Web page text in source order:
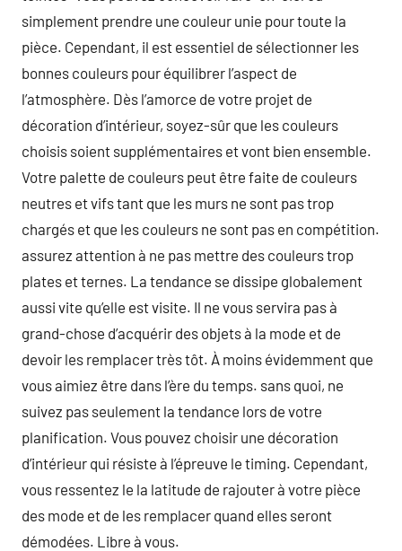
simplement prendre une couleur unie pour toute la
pièce. Cependant, il est essentiel de sélectionner les
bonnes couleurs pour équilibrer l’aspect de
l’atmosphère. Dès l’amorce de votre projet de
décoration d’intérieur, soyez-sûr que les couleurs
choisis soient supplémentaires et vont bien ensemble.
Votre palette de couleurs peut être faite de couleurs
neutres et vifs tant que les murs ne sont pas trop
chargés et que les couleurs ne sont pas en compétition.
assurez attention à ne pas mettre des couleurs trop
plates et ternes. La tendance se dissipe globalement
aussi vite qu’elle est visite. Il ne vous servira pas à
grand-chose d’acquérir des objets à la mode et de
devoir les remplacer très tôt. À moins évidemment que
vous aimiez être dans l’ère du temps. sans quoi, ne
suivez pas seulement la tendance lors de votre
planification. Vous pouvez choisir une décoration
d’intérieur qui résiste à l’épreuve le timing. Cependant,
vous ressentez le la latitude de rajouter à votre pièce
des mode et de les remplacer quand elles seront
démodées. Libre à vous.